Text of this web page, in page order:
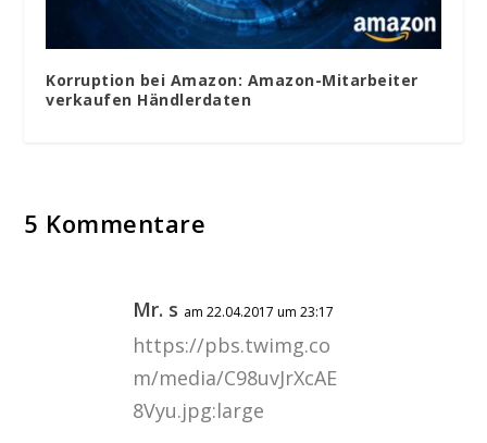
Korruption bei Amazon: Amazon-Mitarbeiter
verkaufen Händlerdaten
5 Kommentare
Mr. s am 22.04.2017 um 23:17
https://pbs.twimg.co
m/media/C98uvJrXcAE
8Vyu.jpg:large